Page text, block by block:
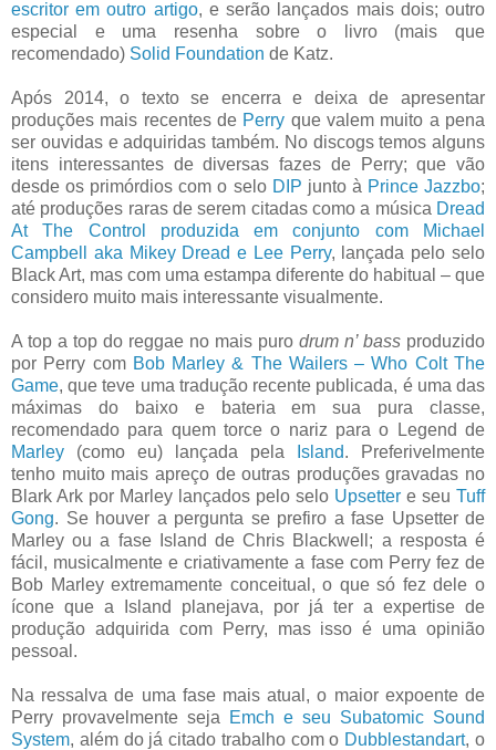
escritor em outro artigo, e serão lançados mais dois; outro
especial e uma resenha sobre o livro (mais que
recomendado) Solid Foundation de Katz.
Após 2014, o texto se encerra e deixa de apresentar
produções mais recentes de Perry que valem muito a pena
ser ouvidas e adquiridas também. No discogs temos alguns
itens interessantes de diversas fazes de Perry; que vão
desde os primórdios com o selo DIP junto à Prince Jazzbo;
até produções raras de serem citadas como a música Dread
At The Control produzida em conjunto com Michael
Campbell aka Mikey Dread e Lee Perry, lançada pelo selo
Black Art, mas com uma estampa diferente do habitual – que
considero muito mais interessante visualmente.
A top a top do reggae no mais puro drum n’ bass produzido
por Perry com Bob Marley & The Wailers – Who Colt The
Game, que teve uma tradução recente publicada, é uma das
máximas do baixo e bateria em sua pura classe,
recomendado para quem torce o nariz para o Legend de
Marley (como eu) lançada pela Island. Preferivelmente
tenho muito mais apreço de outras produções gravadas no
Blark Ark por Marley lançados pelo selo Upsetter e seu Tuff
Gong. Se houver a pergunta se prefiro a fase Upsetter de
Marley ou a fase Island de Chris Blackwell; a resposta é
fácil, musicalmente e criativamente a fase com Perry fez de
Bob Marley extremamente conceitual, o que só fez dele o
ícone que a Island planejava, por já ter a expertise de
produção adquirida com Perry, mas isso é uma opinião
pessoal.
Na ressalva de uma fase mais atual, o maior expoente de
Perry provavelmente seja
Emch e seu Subatomic Sound
System, além do já citado trabalho com o Dubblestandart, o